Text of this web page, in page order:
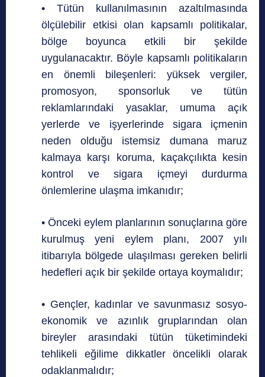
• Tütün kullanılmasının azaltılmasında
ölçülebilir etkisi olan kapsamlı politikalar,
bölge boyunca etkili bir şekilde
uygulanacaktır. Böyle kapsamlı politikaların
en önemli bileşenleri: yüksek vergiler,
promosyon, sponsorluk ve tütün
reklamlarındaki yasaklar, umuma açık
yerlerde ve işyerlerinde sigara içmenin
neden olduğu istemsiz dumana maruz
kalmaya karşı koruma, kaçakçılıkta kesin
kontrol ve sigara içmeyi durdurma
önlemlerine ulaşma imkanıdır;
• Önceki eylem planlarının sonuçlarına göre
kurulmuş yeni eylem planı, 2007 yılı
itibarıyla bölgede ulaşılması gereken belirli
hedefleri açık bir şekilde ortaya koymalıdır;
• Gençler, kadınlar ve savunmasız sosyo-
ekonomik ve azınlık gruplarından olan
bireyler arasındaki tütün tüketimindeki
tehlikeli eğilime dikkatler öncelikli olarak
odaklanmalıdır;